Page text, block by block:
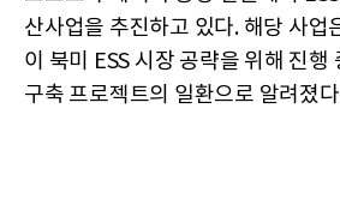
산사업을 추진하고 있다. 해당 사업
이 북미 ESS 시장 공략을 위해 진행
구축 프로젝트의 일환으로 알려졌